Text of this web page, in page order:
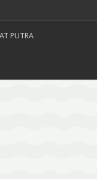
PUTRA